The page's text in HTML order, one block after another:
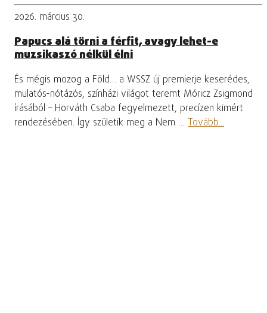
2026. március 30.
Papucs alá törni a férfit, avagy lehet-e
muzsikaszó nélkül élni
És mégis mozog a Föld… a WSSZ új premierje keserédes,
mulatós-nótázós, színházi világot teremt Móricz Zsigmond
írásából – Horváth Csaba fegyelmezett, precízen kimért
rendezésében. Így születik meg a Nem … Tovább...